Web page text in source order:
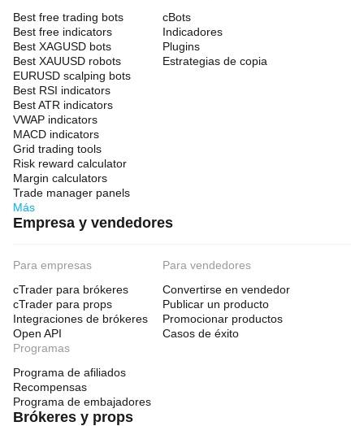
Best free trading bots
Best free indicators
Best XAGUSD bots
Best XAUUSD robots
EURUSD scalping bots
Best RSI indicators
Best ATR indicators
VWAP indicators
MACD indicators
Grid trading tools
Risk reward calculator
Margin calculators
Trade manager panels
Más
cBots
Indicadores
Plugins
Estrategias de copia
Empresa y vendedores
Para empresas
cTrader para brókeres
cTrader para props
Integraciones de brókeres
Open API
Para vendedores
Convertirse en vendedor
Publicar un producto
Promocionar productos
Casos de éxito
Programas
Programa de afiliados
Recompensas
Programa de embajadores
Brókeres y props